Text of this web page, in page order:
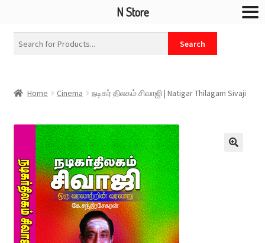
Home Cinema நடிகர் திலகம் சிவாஜி | Natigar Thilagam Sivaji
N Store